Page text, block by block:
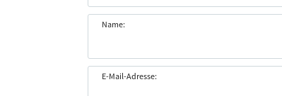
Name:
E-Mail-Adresse: